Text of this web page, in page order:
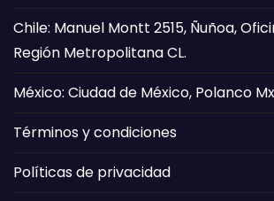
Chile: Manuel Montt 2515, Ñuñoa,
Región Metropolitana CL.
México: Ciudad de México, Polanco
Términos y condiciones
Políticas de privacidad